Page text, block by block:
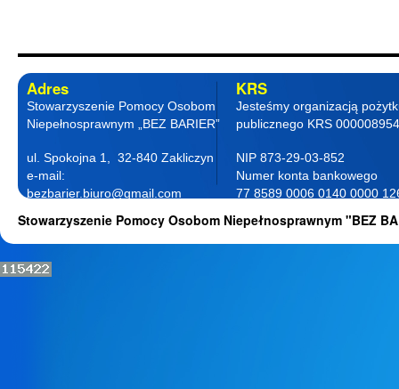
Adres
Stowarzyszenie Pomocy Osobom
Niepełnosprawnym „BEZ BARIER”
ul. Spokojna 1, 32-840 Zakliczyn
e-mail:
bezbarier.biuro@gmail.com
KRS
Jesteśmy organizacją
publicznego KRS
NIP 873-29-03-852
Numer konta bankowego
77 8589 0006 0140 0000
Stowarzyszenie Pomocy Osobom Niepełnosprawnym "BEZ